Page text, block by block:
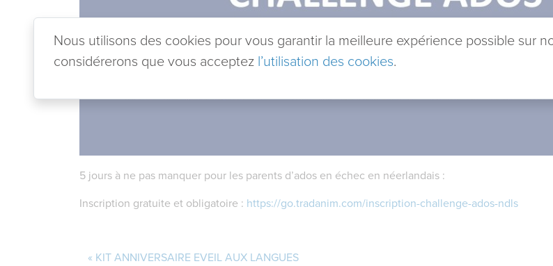
5 jours à ne pas manquer pour les parents d’ados en échec en néerlandais :
Inscription gratuite et obligatoire : https://go.tradanim.com/inscription-challenge-ados-ndls
KIT ANNIVERSAIRE EVEIL AUX LANGUES
Nous utilisons des cookies pour vous garantir la meilleure expérience possible sur
considérerons que vous acceptez l’utilisation des cookies.